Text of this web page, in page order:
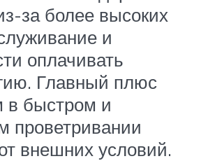
за более высоких
и
оплачивать
Главный плюс
в быстром и
проветривании
внешних условий.